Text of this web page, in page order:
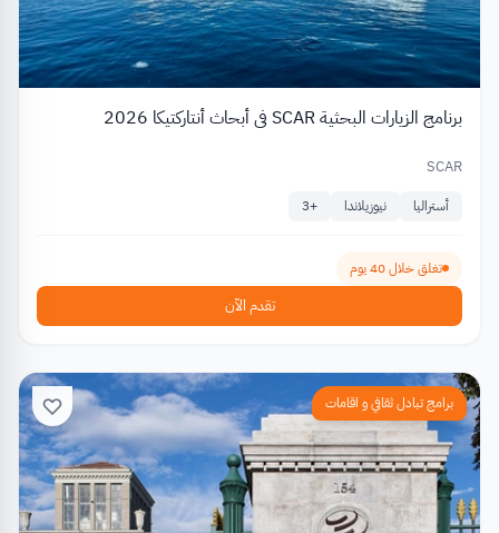
برنامج الزيارات البحثية SCAR في أبحاث أنتاركتيكا 2026
SCAR
أستراليا نيوزيلاندا +
3
تغلق خلال 40 يوم
تقدم الآن
برامج تبادل ثقافي و اقامات